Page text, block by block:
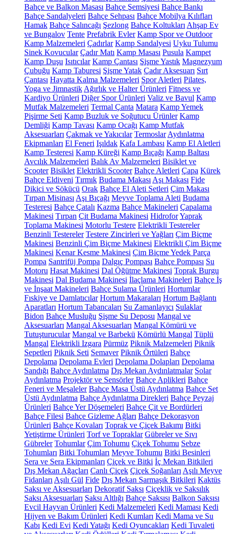
Bahçe ve Balkon Masası Bahçe Şemsiyesi Bahçe Bankı
Bahçe Sandalyeleri Bahçe Sehpası Bahçe Mobilya Kılıfları
Hamak Bahçe Salıncağı Şezlong Bahçe Koltukları Ahşap Ev
ve Bungalov Tente Prefabrik Evler Kamp Spor ve Outdoor
Kamp Malzemeleri Çadırlar Kamp Sandalyesi Uyku Tulumu
Sinek Kovucular Çadır Matı Kamp Masası Pusula Kampet
Kamp Duşu Isıtıcılar Kamp Çantası Şişme Yastık Magnezyum
Çubuğu Kamp Taburesi Şişme Yatak Çadır Aksesuarı Sırt
Çantası Hayatta Kalma Malzemeleri Spor Aletleri Pilates,
Yoga ve Jimnastik Ağırlık ve Halter Ürünleri Fitness ve
Kardiyo Ürünleri Diğer Spor Ürünleri Valiz ve Bavul Kamp
Mutfak Malzemeleri Termal Çanta Matara Kamp Yemek
Pişirme Seti Kamp Buzluk ve Soğutucu Ürünler Kamp
Demliği Kamp Tavası Kamp Ocağı Kamp Mutfak
Aksesuarları Çakmak ve Yakıcılar Termoslar Aydınlatma
Ekipmanları El Feneri Işıldak Kafa Lambası Kamp El Aletleri
Kamp Testeresi Kamp Küreği Kamp Bıçağı Kamp Baltası
Avcılık Malzemeleri Balık Av Malzemeleri Bisiklet ve
Scooter Bisiklet Elektrikli Scooter Bahçe Aletleri Çapa Kürek
Bahçe Eldiveni Tırmık Budama Makası Aşı Makası Fide
Dikici ve Sökücü Orak Bahçe El Aleti Setleri Çim Makası
Tırpan Misinası Aşı Bıçağı Meyve Toplama Aleti Budama
Testeresi Bahçe Çatalı Kazma Bahçe Makineleri Çapalama
Makinesi Tırpan Çit Budama Makinesi HidroforYaprak
Toplama Makinesi Motorlu Testere Elektrikli Testereler
Benzinli Testereler Testere Zincirleri ve Yağları Çim Biçme
Makinesi Benzinli Çim Biçme Makinesi Elektrikli Çim Biçme
Makinesi Kenar Kesme Makinesi Çim Biçme Yedek Parça
Pompa Santrifüj Pompa Dalgıç Pompası Bahçe Pompası Su
Motoru Hasat Makinesi Dal Öğütme Makinesi Toprak Burgu
Makinesi Dal Budama Makinesi İlaçlama Makineleri Bahçe İş
ve İnşaat Makineleri Bahçe Sulama Ürünleri Hortumlar
Fıskiye ve Damlatıcılar Hortum Makaraları Hortum Bağlantı
Aparatları Hortum Tabancaları Su Zamanlayıcı Sulaklar
Bidon Bahçe Musluğu Şişme Su Deposu Mangal ve
Aksesuarları Mangal Aksesuarları Mangal Kömürü ve
Tutuşturucular Mangal ve Barbekü Kömürlü Mangal Tüplü
Mangal Elektrikli Izgara Pürmüz Piknik Malzemeleri Piknik
Sepetleri Piknik Seti Semaver Piknik Örtüleri Bahçe
Depolama Depolama Evleri Depolama Dolapları Depolama
Sandığı Bahçe Aydınlatma Dış Mekan Aydınlatmalar Solar
Aydınlatma Projektör ve Sensörler Bahçe Aplikleri Bahçe
Feneri ve Meşaleler Bahçe Masa Üstü Aydınlatma Bahçe Set
Üstü Aydınlatma Bahçe Aydınlatma Direkleri Bahçe Peyzaj
Ürünleri Bahçe Yer Döşemeleri Bahçe Çit ve Bordürleri
Bahçe Filesi Bahçe Gizleme Ağları Bahçe Dekorasyon
Ürünleri Bahçe Kovaları Toprak ve Çiçek Bakımı Bitki
Yetiştirme Ürünleri Torf ve Topraklar Gübreler ve Sıvı
Gübreler Tohumlar Çim Tohumu Çiçek Tohumu Sebze
Tohumları Bitki Tohumları Meyve Tohumu Bitki Besinleri
Sera ve Sera Ekipmanları Çiçek ve Bitki İç Mekan Bitkileri
Dış Mekan Ağaçları Canlı Çiçek Çiçek Soğanları Aşılı Meyve
Fidanları Aşılı Gül Fide Dış Mekan Sarmaşık Bitkileri Kaktüs
Saksı ve Aksesuarları Dekoratif Saksı Çiçeklik ve Saksılık
Saksı Aksesuarları Saksı Altlığı Bahçe Saksısı Balkon Saksısı
Evcil Hayvan Ürünleri Kedi Malzemeleri Kedi Maması Kedi
Hijyen ve Bakım Ürünleri Kedi Kumları Kedi Mama ve Su
Kabı Kedi Evi Kedi Yatağı Kedi Oyuncakları Kedi Tuvaleti